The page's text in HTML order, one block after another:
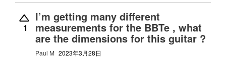
1
I’m getting many different
measurements for the BBTe , what
are the dimensions for this guitar ?
Paul M 2023年3月28日